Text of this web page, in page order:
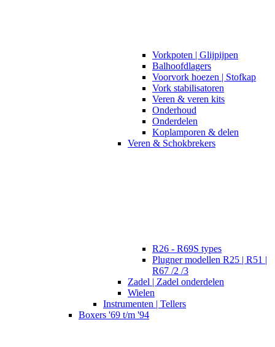
Vorkpoten | Glijpijpen
Balhoofdlagers
Voorvork hoezen | Stofkap
Vork stabilisatoren
Veren & veren kits
Onderhoud
Onderdelen
Koplamporen & delen
Veren & Schokbrekers
R26 - R69S types
Plugner modellen R25 | R51 |
R67 /2 /3
Zadel | Zadel onderdelen
Wielen
Instrumenten | Tellers
Boxers '69 t/m '94